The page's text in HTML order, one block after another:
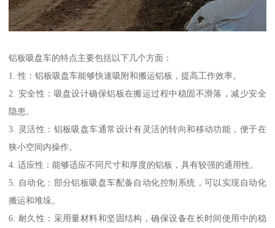
铝板吸盘车的特点主要包括以下几个方面：
1. 性：铝板吸盘车能够快速吸附和搬运铝板，提高工作效率。
2. 安全性：吸盘设计确保铝板在搬运过程中稳固不滑落，减少安全
隐患。
3. 灵活性：铝板吸盘车通常设计有灵活的转向和移动功能，便于在
狭小空间内操作。
4. 适应性：能够适应不同尺寸和厚度的铝板，具有较强的通用性。
5. 自动化：部分铝板吸盘车配备自动化控制系统，可以实现自动化
搬运和堆垛。
6. 耐久性：采用量材料和坚固结构，确保设备在长时间使用中的稳